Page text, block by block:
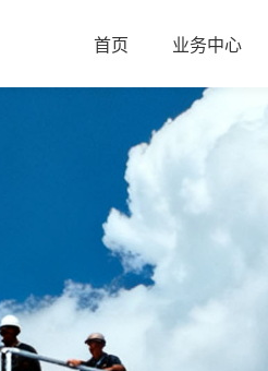
首页 业务中心